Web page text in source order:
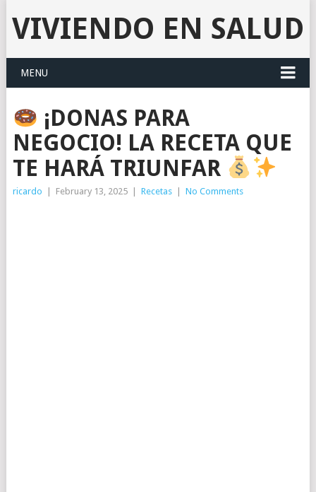
VIVIENDO EN SALUD
MENU
¡DONAS PARA
NEGOCIO! LA RECETA QUE
TE HARÁ TRIUNFAR
ricardo | February 13, 2025 | Recetas | No Comments